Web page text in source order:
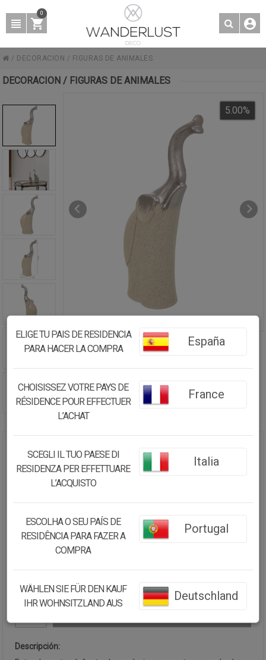
0
/ DECORACION / FIGURAS DE ANIMALES
DECORACION / FIGURAS DE ANIMALES
ELEFANTE DECORACIÓN DE
CERÁMICA PLATEADO 17X8X35,5
5.00%
Descripción:
ELIGE TU PAIS DE RESIDENCIA
PARA HACER LA COMPRA
España
CHOISISSEZ VOTRE PAYS DE
RÉSIDENCE POUR EFFECTUER
L’ACHAT
France
SCEGLI IL TUO PAESE DI
RESIDENZA PER EFFETTUARE
L’ACQUISTO
Italia
ESCOLHA O SEU PAÍS DE
RESIDÊNCIA PARA FAZER A
COMPRA
Portugal
WÄHLEN SIE FÜR DEN KAUF
IHR WOHNSITZLAND AUS
Deutschland